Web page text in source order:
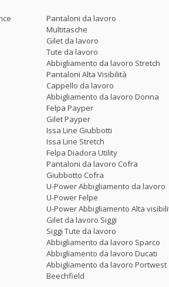
Pantaloni da lavoro
Multitasche
Gilet da lavoro
Tute da lavoro
Abbigliamento da lavoro Stretch
Pantaloni Alta Visibilità
Cappello da lavoro
Abbigliamento da lavoro Donna
Felpa Payper
Gilet Payper
Issa Line Giubbotti
Issa Line Stretch
Felpa Diadora Utility
Pantaloni da lavoro Cofra
Giubbotto Cofra
U-Power Abbigliamento da lavoro
U-Power Felpe
U-Power Abbigliamento Alta
Gilet da lavoro Siggi
Siggi Tute da lavoro
Abbigliamento da lavoro Sparco
Abbigliamento da lavoro Ducati
Abbigliamento da lavoro Portwest
Beechfield